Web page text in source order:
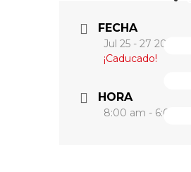
FECHA
Jul 25 - 27 2023
¡Caducado!
HORA
8:00 am - 6:00 pm